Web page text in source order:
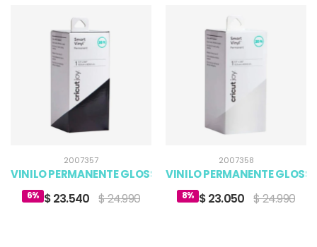
2007357
VINILO PERMANENTE GLOSSY COLOR NEGRO
6% $ 23.540 $ 24.990
2007358
VINILO PERMANENTE
8% $ 23.050 $ 24.990